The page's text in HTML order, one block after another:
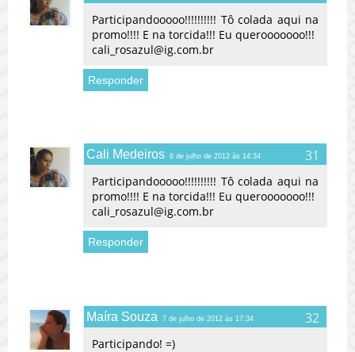
Participandooooo!!!!!!!!!! Tô colada aqui na
promo!!!! E na torcida!!! Eu querooooooo!!!
cali_rosazul@ig.com.br
Responder
Cali Medeiros 6 de julho de 2012 às 14:34
Participandooooo!!!!!!!!!! Tô colada aqui na
promo!!!! E na torcida!!! Eu querooooooo!!!
cali_rosazul@ig.com.br
Responder
Maíra Souza 7 de julho de 2012 às 17:34
Participando! =)